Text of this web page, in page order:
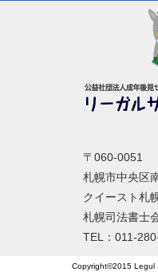
〒060-0051
札幌市中央区
クイースト札
札幌司法書士
TEL：011-
Copyright©2015 Legul